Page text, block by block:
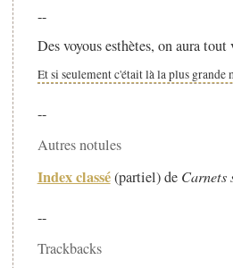
--
Des voyous esthètes, on aura tout
Et si seulement c'était là la plus
--
Autres notules
Index classé(partiel) de Carnets
--
Trackbacks